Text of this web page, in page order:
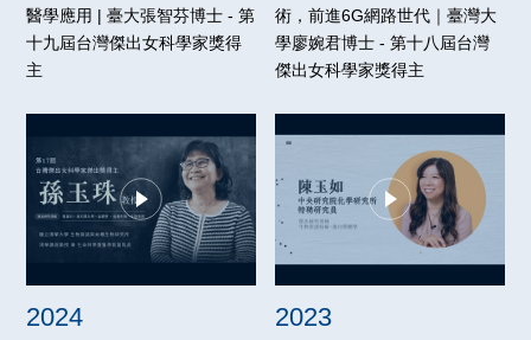
醫學應用 | 臺大張智芬博士 - 第
十九屆台灣傑出女科學家獎得
主
術，前進6G網路世代｜臺灣大
學廖婉君博士 - 第十八屆台灣
傑出女科學家獎得主
2024 2023